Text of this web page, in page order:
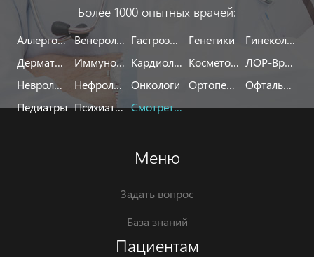
Более 1000 опытных врачей:
Аллергологи Венерологи Гастроэнтерологи Генетики
Гинекологи
Дерматологи
Иммунологи Кардиологи Косметологи
ЛОР-Врачи
Неврологи
Нефрологи Онкологи Ортопеды
Офтальмологи
Педиатры
Психиатры Смотреть все
Меню
Задать вопрос
База знаний
Пациентам